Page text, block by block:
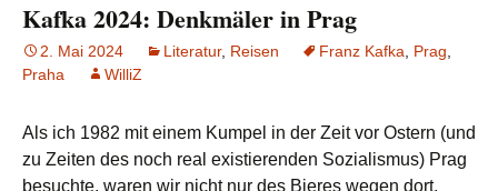
Kafka 2024: Denkmäler in Prag
2. Mai 2024 Literatur, Reisen Franz Kafka Prag
Praha
WilliZ
Als ich 1982 mit einem Kumpel in der Zeit vor Ostern (und
zu Zeiten des noch real existierenden Sozialismus) Prag
besuchte, waren wir nicht nur des Bieres wegen dort,